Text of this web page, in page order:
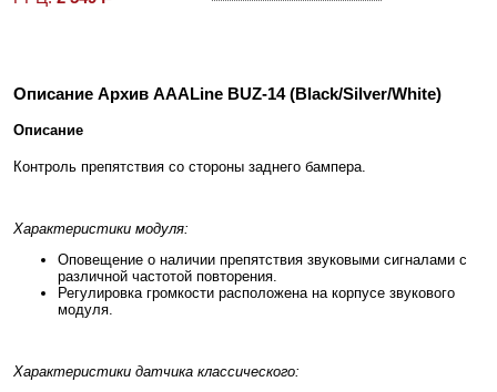
Описание Архив AAALine BUZ-14 (Black/Silver/White)
Описание
Контроль препятствия со стороны заднего бампера.
Характеристики модуля:
Оповещение о наличии препятствия звуковыми сигналами с
различной частотой повторения.
Регулировка громкости расположена на корпусе звукового
модуля.
Характеристики датчика классического: